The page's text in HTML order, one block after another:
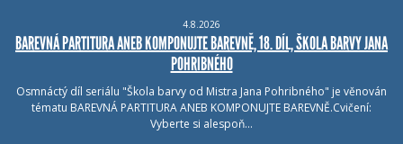
4.8.2026
BAREVNÁ PARTITURA ANEB KOMPONUJTE BAREVNĚ, 18. DÍL, ŠKOLA BARVY JANA
POHRIBNÉHO
Osmnáctý díl seriálu "Škola barvy od Mistra Jana Pohribného" je věnován
tématu BAREVNÁ PARTITURA ANEB KOMPONUJTE BAREVNĚ.Cvičení:
Vyberte si alespoň…